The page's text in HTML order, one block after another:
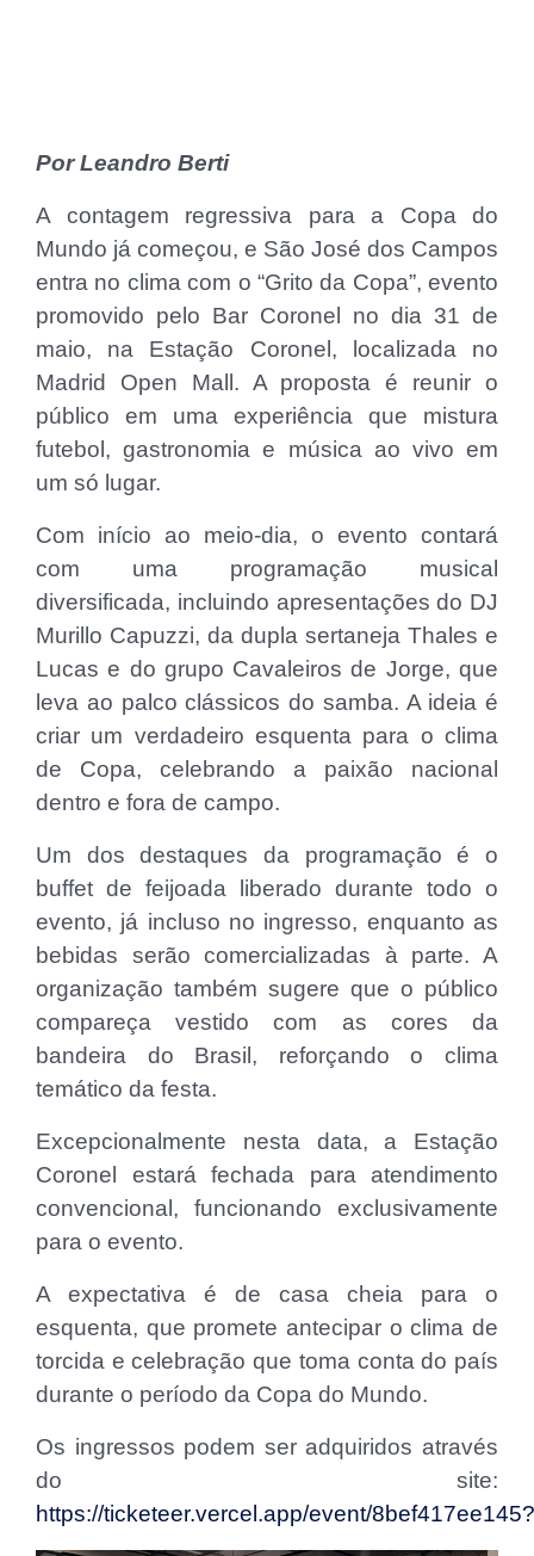
Por Leandro Berti
A contagem regressiva para a Copa do
Mundo já começou, e São José dos Campos
entra no clima com o “Grito da Copa”, evento
promovido pelo Bar Coronel no dia 31 de
maio, na Estação Coronel, localizada no
Madrid Open Mall. A proposta é reunir o
público em uma experiência que mistura
futebol, gastronomia e música ao vivo em
um só lugar.
Com início ao meio-dia, o evento contará
com uma programação musical
diversificada, incluindo apresentações do DJ
Murillo Capuzzi, da dupla sertaneja Thales e
Lucas e do grupo Cavaleiros de Jorge, que
leva ao palco clássicos do samba. A ideia é
criar um verdadeiro esquenta para o clima
de Copa, celebrando a paixão nacional
dentro e fora de campo.
Um dos destaques da programação é o
buffet de feijoada liberado durante todo o
evento, já incluso no ingresso, enquanto as
bebidas serão comercializadas à parte. A
organização também sugere que o público
compareça vestido com as cores da
bandeira do Brasil, reforçando o clima
temático da festa.
Excepcionalmente nesta data, a Estação
Coronel estará fechada para atendimento
convencional, funcionando exclusivamente
para o evento.
A expectativa é de casa cheia para o
esquenta, que promete antecipar o clima de
torcida e celebração que toma conta do país
durante o período da Copa do Mundo.
Os ingressos podem ser adquiridos através
do site:
https://ticketeer.vercel.app/event/8bef417ee145?